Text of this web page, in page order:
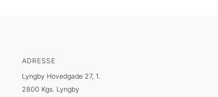
ADRESSE
Lyngby Hovedgade 27, 1.
2800 Kgs. Lyngby